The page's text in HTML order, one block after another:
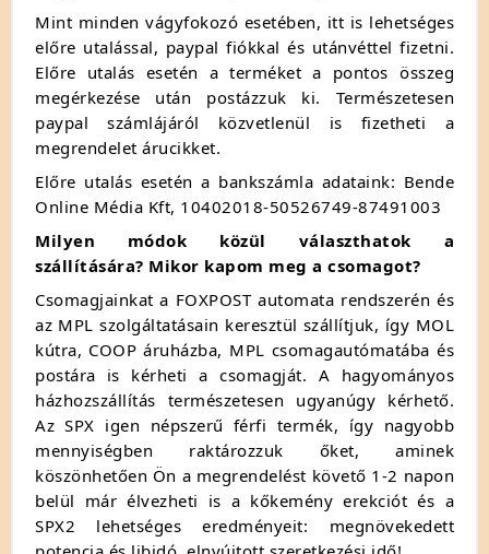
Mint minden vágyfokozó esetében, itt is lehetséges
előre utalással, paypal fiókkal és utánvéttel fizetni.
Előre utalás esetén a terméket a pontos összeg
megérkezése után postázzuk ki. Természetesen
paypal számlájáról közvetlenül is fizetheti a
megrendelet árucikket.
Előre utalás esetén a bankszámla adataink: Bende
Online Média Kft, 10402018-50526749-87491003
Milyen módok közül választhatok a
szállítására? Mikor kapom meg a csomagot?
Csomagjainkat a FOXPOST automata rendszerén és
az MPL szolgáltatásain keresztül szállítjuk, így MOL
kútra, COOP áruházba, MPL csomagautómatába és
postára is kérheti a csomagját. A hagyományos
házhozszállítás természetesen ugyanúgy kérhető.
Az SPX igen népszerű férfi termék, így nagyobb
mennyiségben raktározzuk őket, aminek
köszönhetően Ön a megrendelést követő 1-2 napon
belül már élvezheti is a kőkemény erekciót és a
SPX2 lehetséges eredményeit: megnövekedett